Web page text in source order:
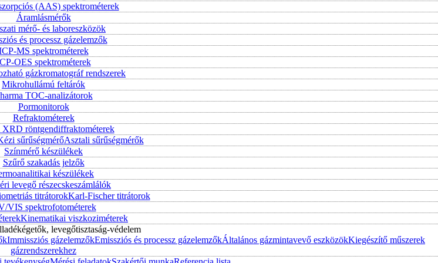
(AAS) spektrométerek
Áramlásmérők
mérő- és laboreszközök
és processz gázelemzők
MS spektrométerek
OES spektrométerek
gázkromatográf rendszerek
Mikrohullámú feltárók
TOC-analizátorok
Pormonitorok
Refraktométerek
XRD röntgendiffraktométerek
sűrűségmérőAsztali sűrűségmérők
Színmérő készülékek
Szűrő szakadás jelzők
készülékek
levegő részecskeszámlálók
titrátorokKarl-Fischer titrátorok
VIS spektrofotométerek
Kinematikai viszkoziméterek
levegőtisztaság-védelem
Immissziós gázelemzőkEmissziós és processz gázelemzőkÁltalános gázmintavevő eszközökKiegészítő műszerek
gázrendszerekhez